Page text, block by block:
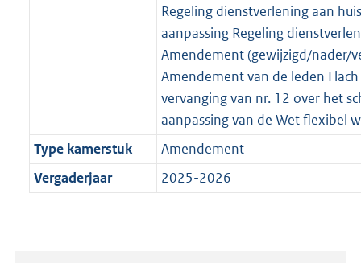
Regeling dienstverlening aan
aanpassing Regeling
Amendement (gewijzigd/nader/
Amendement van de leden
vervanging van nr. 12 over het
aanpassing van de Wet flexibel
Type kamerstuk
Amendement
Vergaderjaar
2025-2026